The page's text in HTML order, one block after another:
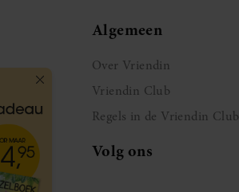
Algemeen
Over Vriendin
Vriendin Club
Regels in de Vriendin Club
Volg ons